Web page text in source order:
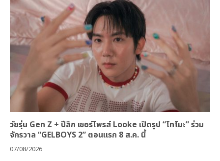
วัยรุ่น Gen Z + ปีลึก เซอร์ไพรส์ Looke เปิดรูป “โทโมะ” ร่วม
จักรวาล “GELBOYS 2” ตอนแรก 8 ส.ค. นี้
07/08/2026